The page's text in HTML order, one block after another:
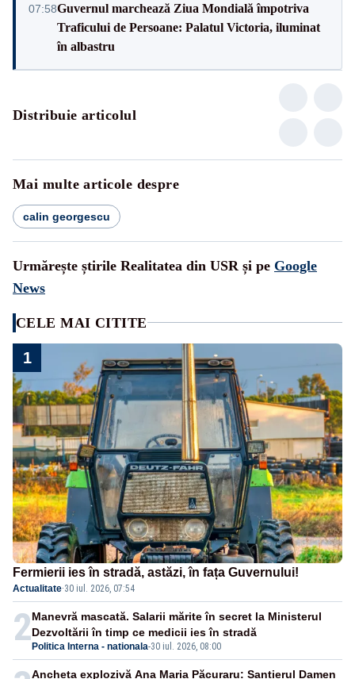
07:58Guvernul marchează Ziua Mondială împotriva
Traficului de Persoane: Palatul Victoria, iluminat
în albastru
Distribuie articolul
Mai multe articole despre
calin georgescu
Urmărește știrile Realitatea din USR și pe Google
News
CELE MAI CITITE
1
Fermierii ies în stradă, astăzi, în fața Guvernului!
Actualitate·30 iul. 2026, 07:54
2 Politica Interna - nationala-30 iul. 2026, 08:00
Manevră mascată. Salarii mărite în secret la Ministerul
Dezvoltării în timp ce medicii ies în stradă
Ancheta explozivă Ana Maria Păcuraru: Șantierul Damen